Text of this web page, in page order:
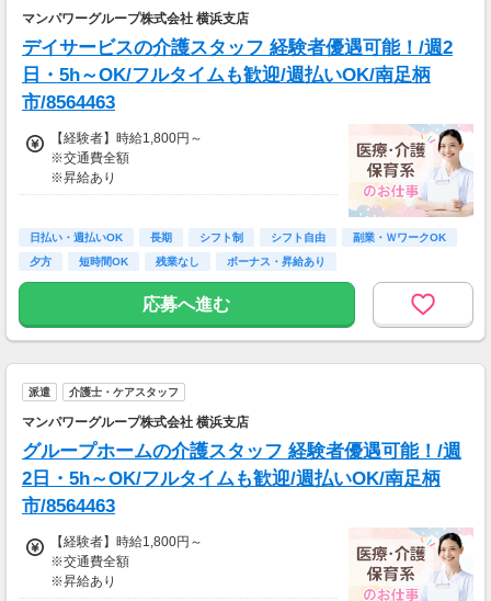
よって異なる）
支払方法：週払い
※週払いOK（規定あり）
→金曜日締め最短翌週火曜日にお給料GET♪
（稼働開始時は手続き完了次第となります）
交通費：別途全額支給
※車・バイク通勤に関して施設により異なる場
合あり（応相談）
マンパワーグループ株式会社 横浜支店
デイサービスの介護スタッフ 経験者優遇可能！/週2
日・5h～OK/フルタイムも歓迎/週払いOK/南足柄
市/8564463
【経験者】時給1,800円～
※交通費全額
※昇給あり
◎日勤／経験者の場合
・日収(1,800*8)円（時給1,800円×8h）
※資格手当あり（時給50円～UP/資格の種類に
よって異なる）
支払方法：週払い
※週払いOK（規定あり）
→金曜日締め最短翌週火曜日にお給料GET♪
（稼働開始時は手続き完了次第となります）
交通費：別途全額支給
※車・バイク通勤に関して施設により異なる場
合あり（応相談）
日払い・週払いOK 長期 シフト制 シフト自由
副業・ＷワークOK
夕方
短時間OK 残業なし ボーナス・昇給あり
応募へ進む
派遣 介護士・ケアスタッフ
マンパワーグループ株式会社 横浜支店
グループホームの介護スタッフ 経験者優遇可能！/週
2日・5h～OK/フルタイムも歓迎/週払いOK/南足柄
市/8564463
【経験者】時給1,800円～
※交通費全額
※昇給あり